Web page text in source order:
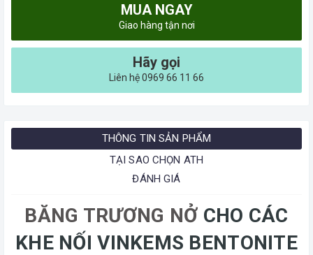
MUA NGAY
Giao hàng tận nơi
Hãy gọi
Liên hệ 0969 66 11 66
THÔNG TIN SẢN PHẨM
TẠI SAO CHỌN ATH
ĐÁNH GIÁ
BĂNG TRƯƠNG NỞ CHO CÁC
KHE NỐI VINKEMS BENTONITE